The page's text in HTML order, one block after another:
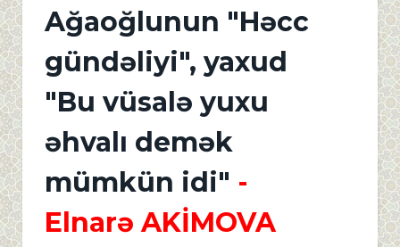
Ağaoğlunun "Həcc
gündəliyi", yaxud
"Bu vüsalə yuxu
əhvalı demək
mümkün idi" -
Elnarə AKİMOVA